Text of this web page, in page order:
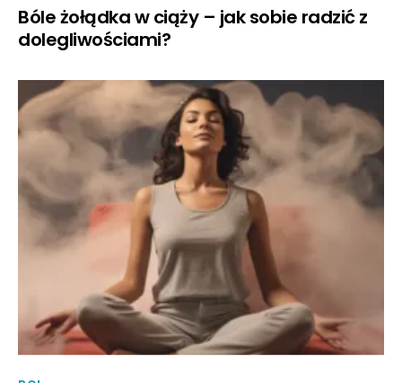
Bóle żołądka w ciąży – jak sobie radzić z
dolegliwościami?